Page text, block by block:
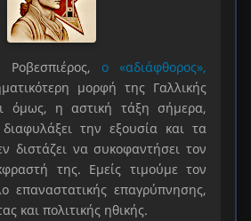
Ροβεσπιέρος, ο «αδιάφθορος»,
μορφή της Γαλλικής
όμως, η αστική τάξη σήμερα,
την εξουσία και τα
διστάζει να συκοφαντήσει τον
της. Εμείς τιμούμε τον
επαναστατικής επαγρύπνησης,
και πολιτικής ηθικής.